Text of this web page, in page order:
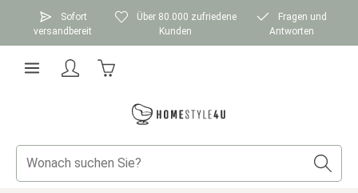
Zum Hauptinhalt springen
Sofort
versandbereit
Über 80.000 zufriedene
Kunden
Fragen und
Antworten